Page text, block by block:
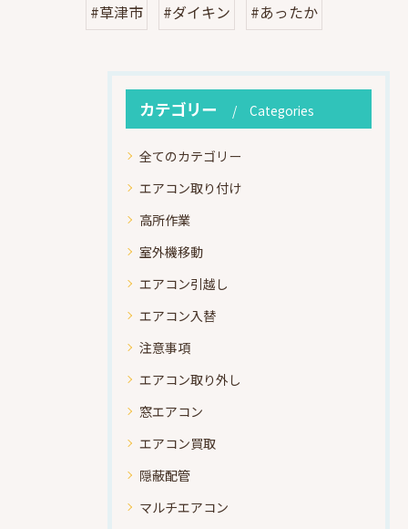
#草津市 #ダイキン #あったか
カテゴリー Categories
全てのカテゴリー
エアコン取り付け
高所作業
室外機移動
エアコン引越し
エアコン入替
注意事項
エアコン取り外し
窓エアコン
エアコン買取
隠蔽配管
マルチエアコン